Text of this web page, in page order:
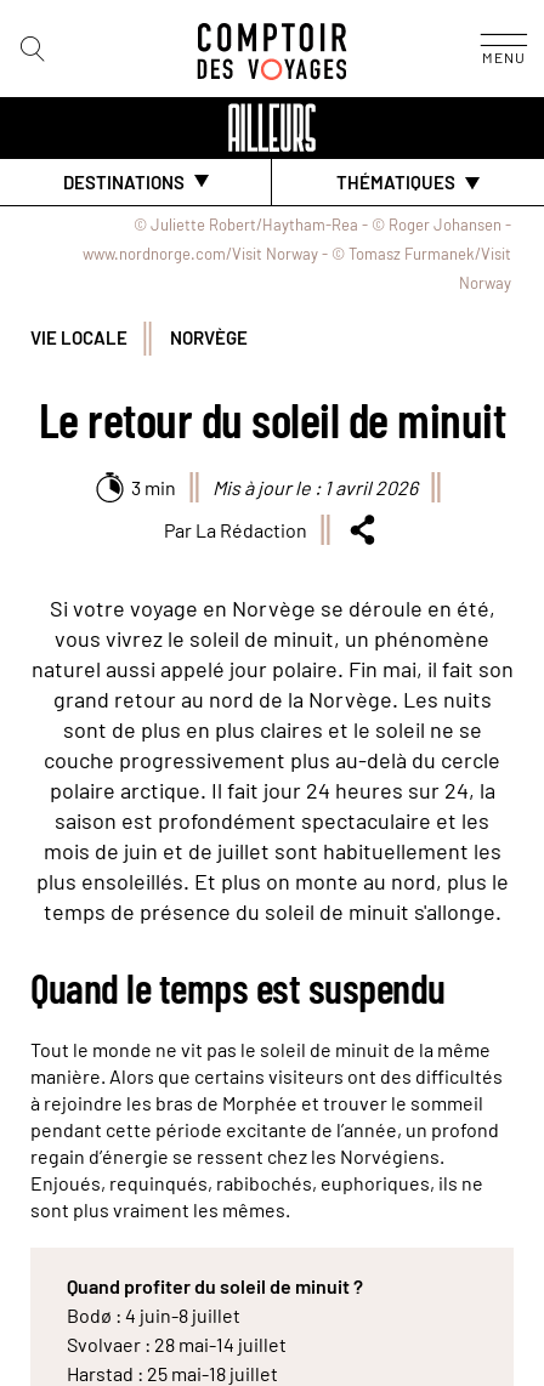
MENU
DESTINATIONS THÉMATIQUES
© Juliette Robert/Haytham-Rea - © Roger Johansen -
www.nordnorge.com/Visit Norway - © Tomasz Furmanek/Visit
Norway
VIE LOCALE NORVÈGE
Le retour du soleil de minuit
3 min
Mis à jour le : 1 avril 2026
Par La Rédaction
Si votre voyage en Norvège se déroule en été,
vous vivrez le soleil de minuit, un phénomène
naturel aussi appelé jour polaire. Fin mai, il fait son
grand retour au nord de la Norvège. Les nuits
sont de plus en plus claires et le soleil ne se
couche progressivement plus au-delà du cercle
polaire arctique. Il fait jour 24 heures sur 24, la
saison est profondément spectaculaire et les
mois de juin et de juillet sont habituellement les
plus ensoleillés. Et plus on monte au nord, plus le
temps de présence du soleil de minuit s'allonge.
Quand le temps est suspendu
Tout le monde ne vit pas le soleil de minuit de la même
manière. Alors que certains visiteurs ont des difficultés
à rejoindre les bras de Morphée et trouver le sommeil
pendant cette période excitante de l’année, un profond
regain d’énergie se ressent chez les Norvégiens.
Enjoués, requinqués, rabibochés, euphoriques, ils ne
sont plus vraiment les mêmes.
Quand profiter du soleil de minuit ?
Bodø : 4 juin-8 juillet
Svolvaer : 28 mai-14 juillet
Harstad : 25 mai-18 juillet